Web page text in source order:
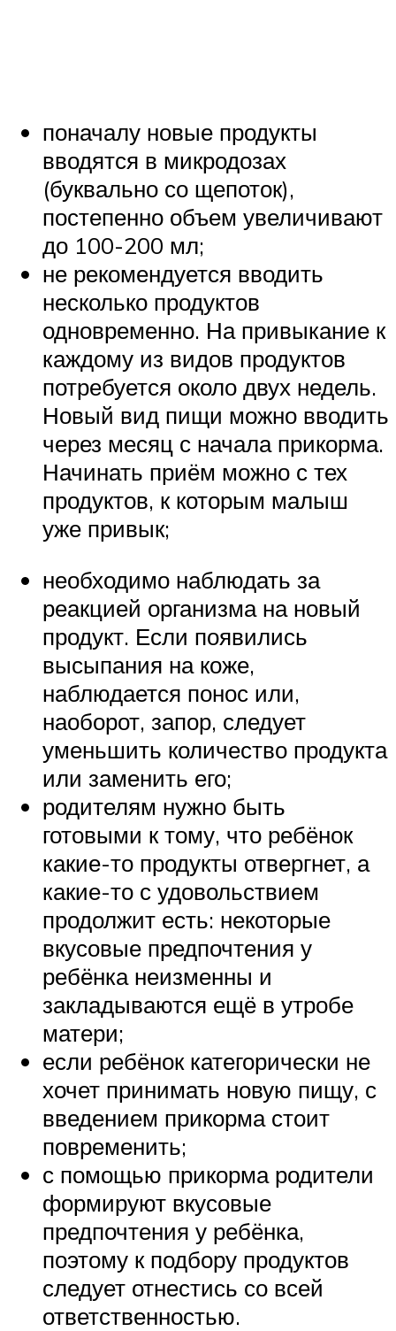
поначалу новые продукты
вводятся в микродозах
(буквально со щепоток),
постепенно объем увеличивают
до 100-200 мл;
не рекомендуется вводить
несколько продуктов
одновременно. На привыкание к
каждому из видов продуктов
потребуется около двух недель.
Новый вид пищи можно вводить
через месяц с начала прикорма.
Начинать приём можно с тех
продуктов, к которым малыш
уже привык;
необходимо наблюдать за
реакцией организма на новый
продукт. Если появились
высыпания на коже,
наблюдается понос или,
наоборот, запор, следует
уменьшить количество продукта
или заменить его;
родителям нужно быть
готовыми к тому, что ребёнок
какие-то продукты отвергнет, а
какие-то с удовольствием
продолжит есть: некоторые
вкусовые предпочтения у
ребёнка неизменны и
закладываются ещё в утробе
матери;
если ребёнок категорически не
хочет принимать новую пищу, с
введением прикорма стоит
повременить;
с помощью прикорма родители
формируют вкусовые
предпочтения у ребёнка,
поэтому к подбору продуктов
следует отнестись со всей
ответственностью.